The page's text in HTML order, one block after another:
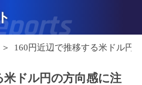
160円近辺で推移する米ドル円
米ドル円の方向感に注